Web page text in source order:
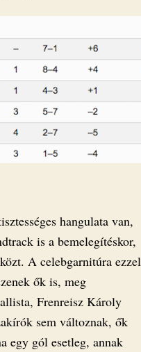
hangulata van,
is a bemelegítéskor,
A celebgarnitúra ezzel
ők is, meg
Frenreisz Károly
sem változnak, ők
egy gól esetleg, annak